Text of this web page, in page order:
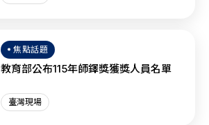
焦點話題
教育部公布115年師鐸獎獲獎人員名單
臺灣現場